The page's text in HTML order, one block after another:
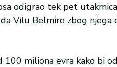
odigrao tek pet
Vilu Belmiro zbog njega
miliona evra kako bi